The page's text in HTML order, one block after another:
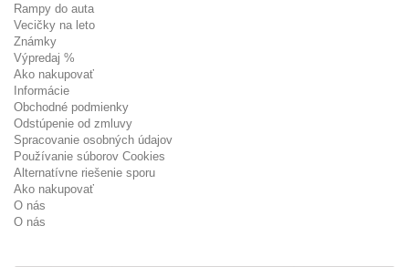
Rampy do auta
Vecičky na leto
Známky
Výpredaj %
Ako nakupovať
Informácie
Obchodné podmienky
Odstúpenie od zmluvy
Spracovanie osobných údajov
Používanie súborov Cookies
Alternatívne riešenie sporu
Ako nakupovať
O nás
O nás